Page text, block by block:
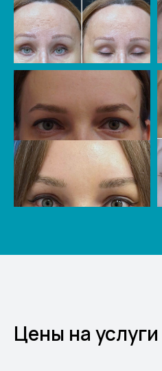
Цены на услуги